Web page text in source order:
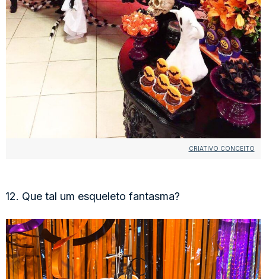
CRIATIVO CONCEITO
12. Que tal um esqueleto fantasma?